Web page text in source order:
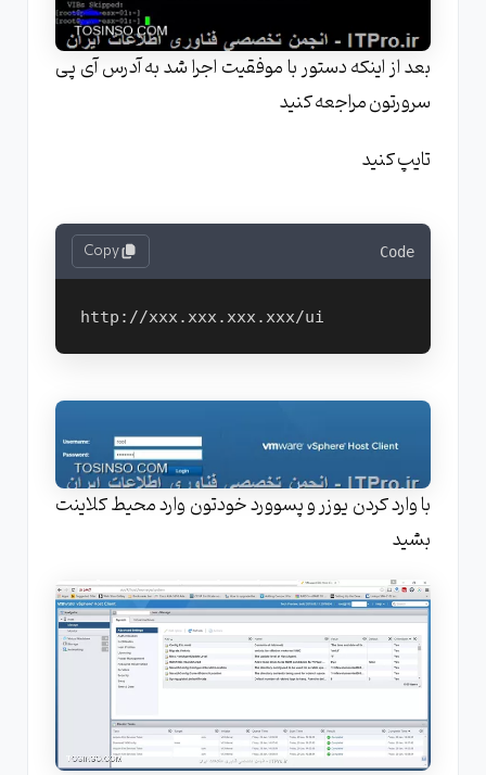
بعد از اینکه دستور با موفقیت اجرا شد به آدرس آی پی
سرورتون مراجعه کنید
تایپ کنید
Code
Copy
با وارد کردن یوزر و پسوورد خودتون وارد محیط کلاینت
بشید